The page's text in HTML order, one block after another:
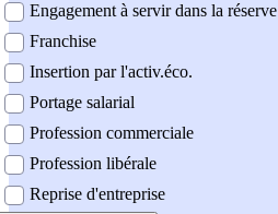
Engagement à servir dans la réserve
Franchise
Insertion par l'activ.éco.
Portage salarial
Profession commerciale
Profession libérale
Reprise d'entreprise